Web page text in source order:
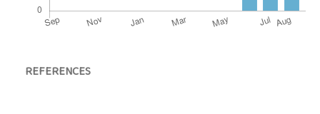
REFERENCES